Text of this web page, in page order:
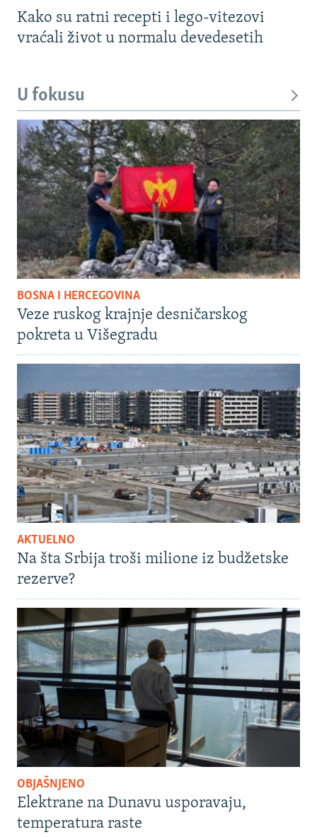
Kako su ratni recepti i lego-vitezovi
vraćali život u normalu devedesetih
U fokusu
BOSNA I HERCEGOVINA
Veze ruskog krajnje desničarskog
pokreta u Višegradu
AKTUELNO
Na šta Srbija troši milione iz budžetske
rezerve?
OBJAŠNJENO
Elektrane na Dunavu usporavaju,
temperatura raste